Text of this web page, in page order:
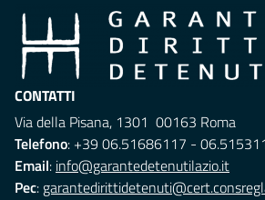
CONTATTI
Via della Pisana, 1301 00163 Roma
Telefono: +39 06.51686117 -
Email: info@garantedetenutilazio.it
Pec: